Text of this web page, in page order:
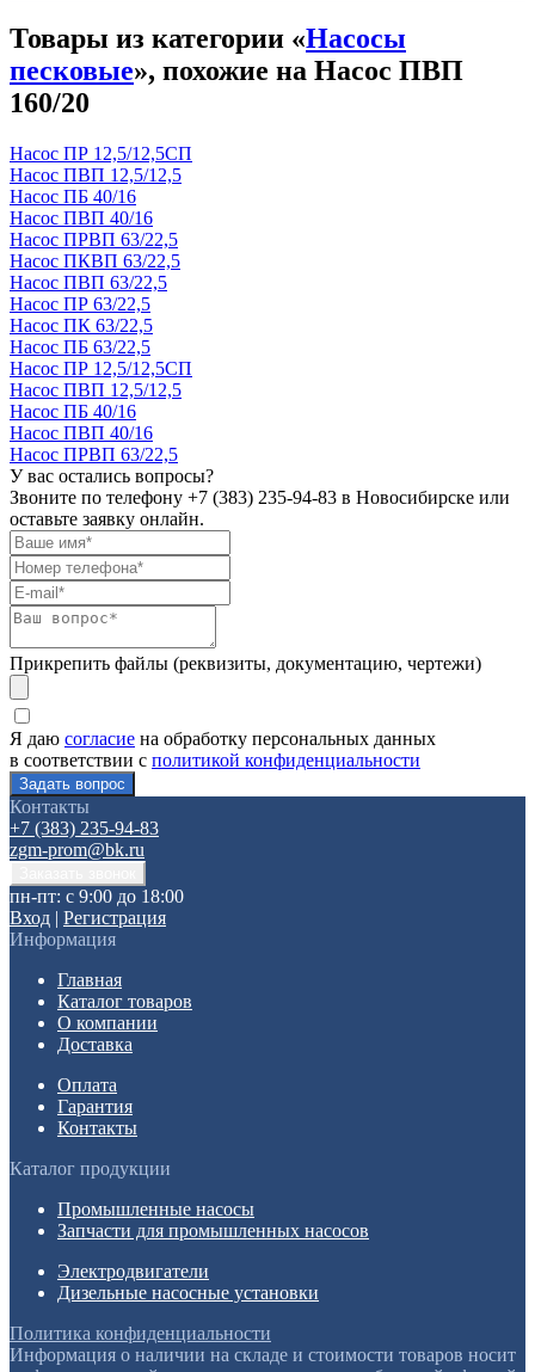
Товары из категории «Насосы
песковые», похожие на Насос ПВП
160/20
Насос ПР 12,5/12,5СП
Насос ПВП 12,5/12,5
Насос ПБ 40/16
Насос ПВП 40/16
Насос ПРВП 63/22,5
Насос ПКВП 63/22,5
Насос ПВП 63/22,5
Насос ПР 63/22,5
Насос ПК 63/22,5
Насос ПБ 63/22,5
Насос ПР 12,5/12,5СП
Насос ПВП 12,5/12,5
Насос ПБ 40/16
Насос ПВП 40/16
Насос ПРВП 63/22,5
У вас остались вопросы?
Звоните по телефону +7 (383) 235-94-83 в Новосибирске или
оставьте заявку онлайн.
Прикрепить файлы (реквизиты, документацию, чертежи)
Я даю согласие на обработку персональных данных
в соответствии с политикой конфиденциальности
Контакты
+7 (383) 235-94-83
zgm-prom@bk.ru
пн-пт: с 9:00 до 18:00
Вход | Регистрация
Информация
Главная
Каталог товаров
О компании
Доставка
Оплата
Гарантия
Контакты
Каталог продукции
Промышленные насосы
Запчасти для промышленных насосов
Электродвигатели
Дизельные насосные установки
Политика конфиденциальности
Информация о наличии на складе и стоимости товаров носит